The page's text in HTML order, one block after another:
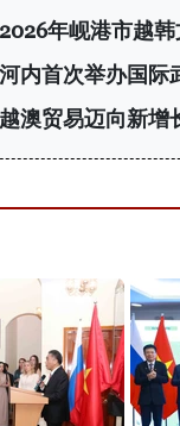
2026年岘港市越
河内首次举办国际
越澳贸易迈向新增